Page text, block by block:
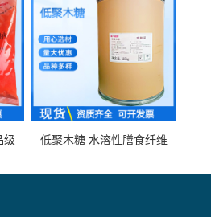
级
低聚木糖 水溶性膳食纤维